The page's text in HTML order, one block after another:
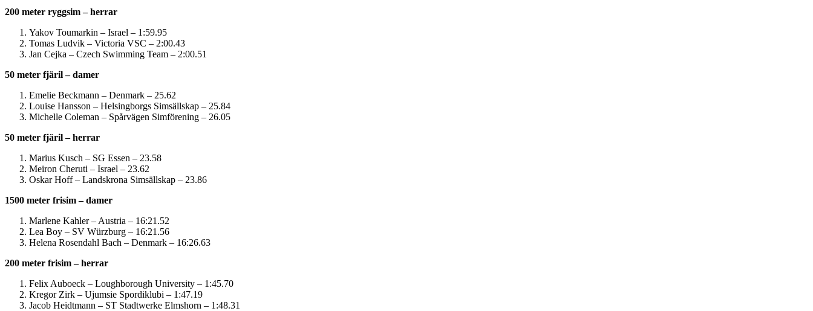
200 meter ryggsim – herrar
Yakov Toumarkin – Israel – 1:59.95
Tomas Ludvik – Victoria VSC – 2:00.43
Jan Cejka – Czech Swimming Team – 2:00.51
50 meter fjäril – damer
Emelie Beckmann – Denmark – 25.62
Louise Hansson – Helsingborgs Simsällskap – 25.84
Michelle Coleman – Spårvägen Simförening – 26.05
50 meter fjäril – herrar
Marius Kusch – SG Essen – 23.58
Meiron Cheruti – Israel – 23.62
Oskar Hoff – Landskrona Simsällskap – 23.86
1500 meter frisim – damer
Marlene Kahler – Austria – 16:21.52
Lea Boy – SV Würzburg – 16:21.56
Helena Rosendahl Bach – Denmark – 16:26.63
200 meter frisim – herrar
Felix Auboeck – Loughborough University – 1:45.70
Kregor Zirk – Ujumsie Spordiklubi – 1:47.19
Jacob Heidtmann – ST Stadtwerke Elmshorn – 1:48.31